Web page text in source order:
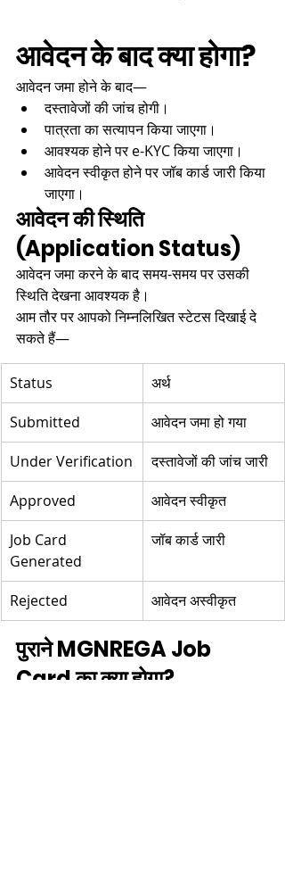
आवेदन के बाद क्या होगा?
आवेदन जमा होने के बाद—
दस्तावेजों की जांच होगी।
पात्रता का सत्यापन किया जाएगा।
आवश्यक होने पर e-KYC किया जाएगा।
आवेदन स्वीकृत होने पर जॉब कार्ड जारी किया
जाएगा।
आवेदन की स्थिति
(Application Status)
आवेदन जमा करने के बाद समय-समय पर उसकी
स्थिति देखना आवश्यक है।
आम तौर पर आपको निम्नलिखित स्टेटस दिखाई दे
सकते हैं—
Status
अर्थ
Submitted
आवेदन जमा हो गया
Under Verification
दस्तावेजों की जांच जारी
Approved
आवेदन स्वीकृत
Job Card
Generated
जॉब कार्ड जारी
Rejected आवेदन अस्वीकृत
पुराने MGNREGA Job
Card का क्या होगा?